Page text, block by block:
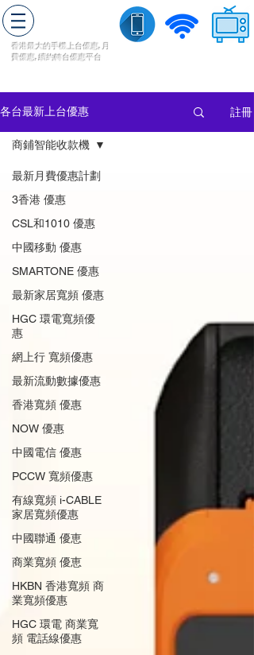
香港最大的手機上台優惠, 月
費優惠,續約轉台優惠平台
各台最新上台優惠 註冊
最新月費優惠計劃
3香港 優惠
CSL和1010 優惠
中國移動 優惠
SMARTONE 優惠
最新家居寬頻 優惠
HGC 環電寬頻優
惠
網上行 寬頻優惠
最新流動數據優惠
香港寬頻 優惠
NOW 優惠
中國電信 優惠
PCCW 寬頻優惠
有線寬頻 i-CABLE
家居寬頻優惠
中國聯通 優恵
商業寬頻 優恵
HKBN 香港寬頻 商
業寬頻優惠
HGC 環電 商業寬
頻 電話線優惠
商鋪智能收款機